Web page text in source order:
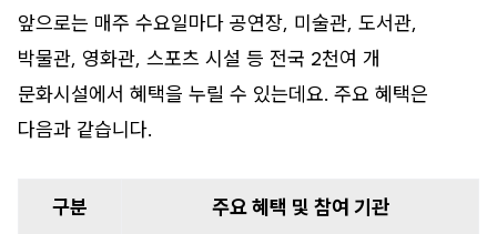
앞으로는 매주 수요일마다 공연장, 미술관, 도서관,
박물관, 영화관, 스포츠 시설 등 전국 2천여 개
문화시설에서 혜택을 누릴 수 있는데요. 주요 혜택은
다음과 같습니다.
구분 주요 혜택 및 참여 기관